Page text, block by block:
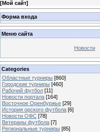
[Мой сайт]
Форма входа
Меню сайта
Новости
Categories
Областные турниры [860]
Городские турниры [460]
Рабочий футбол [11]
Новости портала [164]
Восточное Оренбуржье [29]
История орского футбола [6]
Новости ОФС [78]
Ветераны футбола [7]
Региональные турниры [85]